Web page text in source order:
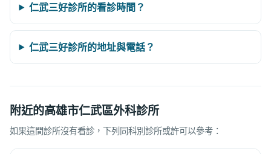
仁武三好診所的看診時間？
仁武三好診所的地址與電話？
附近的高雄市仁武區外科診所
如果這間診所沒有看診，下列同科別診所或許可以參考：